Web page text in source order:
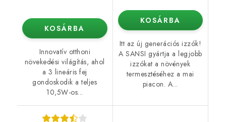
KOSÁRBA
Innovatív otthoni
növekedési világítás, ahol
a 3 lineáris fej
gondoskodik a teljes
10,5W-os...
KOSÁRBA
Itt az új generációs izzók!
A SANSI gyártja a legjobb
izzókat a növények
termesztéséhez a mai
piacon. A...